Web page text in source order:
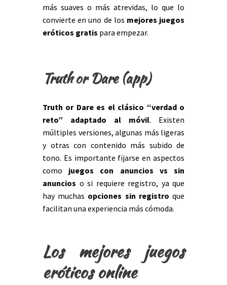
más suaves o más atrevidas, lo que lo
convierte en uno de los mejores juegos
eróticos gratis para empezar.
Truth or Dare (app)
Truth or Darees el clásico “verdad o
reto” adaptado al móvil. Existen
múltiples versiones, algunas más ligeras
y otras con contenido más subido de
tono. Es importante fijarse en aspectos
como juegos con anuncios vs sin
anuncios o si requiere registro, ya que
hay muchas opciones sin registro que
facilitan una experiencia más cómoda.
Los mejores juegos
eróticos online